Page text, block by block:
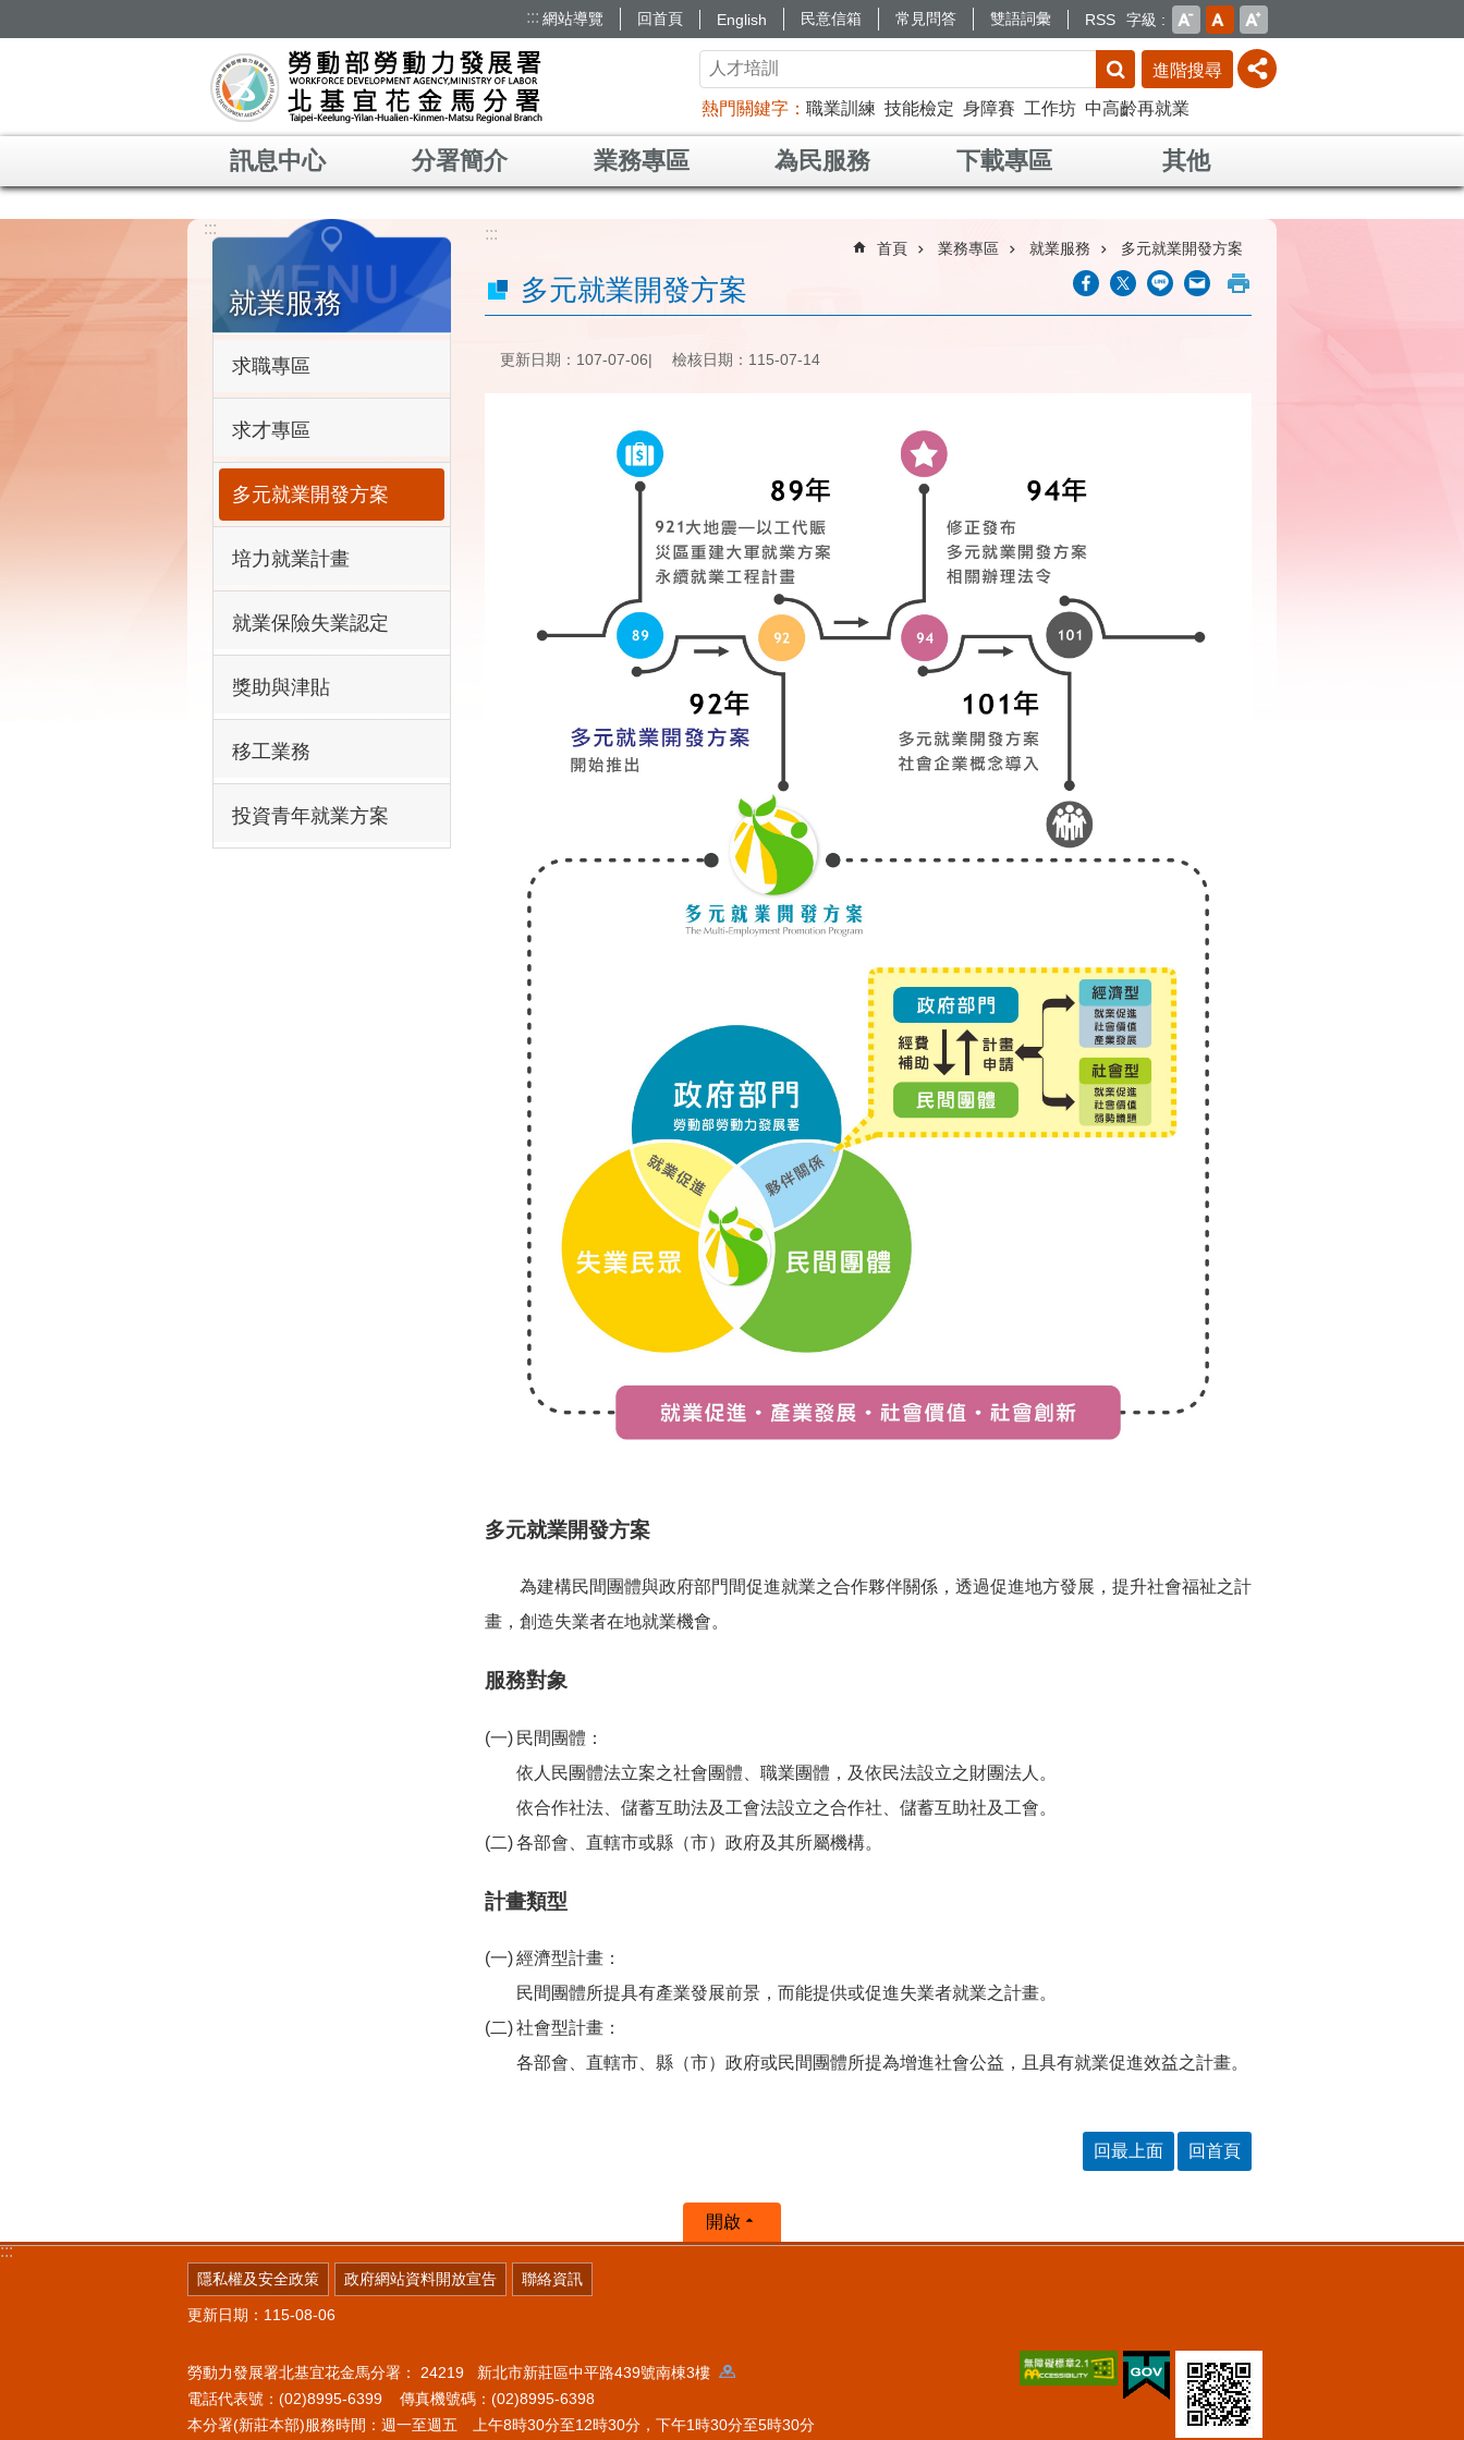
::: 網站導覽 回首頁 English 民意信箱 常見問答 雙語詞彙 RSS 字級
進階搜尋
熱門關鍵字 職業訓練 技能檢定 身障賽 工作坊 中高齡再就業
訊息中心 分署簡介 業務專區 為民服務 下載專區 其他
:::
就業服務
求職專區
求才專區
多元就業開發方案
培力就業計畫
就業保險失業認定
獎助與津貼
移工業務
投資青年就業方案
:::
首頁 業務專區 就業服務 多元就業開發方案
多元就業開發方案
更新日期：107-07-06 檢核日期：115-07-14
多元就業開發方案
為建構民間團體與政府部門間促進就業之合作夥伴關係，透過促進地方發展，提升社會福祉之計
畫，創造失業者在地就業機會。
服務對象
民間團體：
依人民團體法立案之社會團體、職業團體，及依民法設立之財團法人。
依合作社法、儲蓄互助法及工會法設立之合作社、儲蓄互助社及工會。
各部會、直轄市或縣（市）政府及其所屬機構。
計畫類型
經濟型計畫：
民間團體所提具有產業發展前景，而能提供或促進失業者就業之計畫。
社會型計畫：
各部會、直轄市、縣（市）政府或民間團體所提為增進社會公益，且具有就業促進效益之計畫。
回最上面 回首頁
:::
開啟
隱私權及安全政策 政府網站資料開放宣告 聯絡資訊
更新日期：115-08-06
勞動力發展署北基宜花金馬分署： 24219 新北市新莊區中平路439號南棟3樓
電話代表號：(02)8995-6399 傳真機號碼：(02)8995-6398
本分署(新莊本部)服務時間：週一至週五 上午8時30分至12時30分，下午1時30分至5時30分